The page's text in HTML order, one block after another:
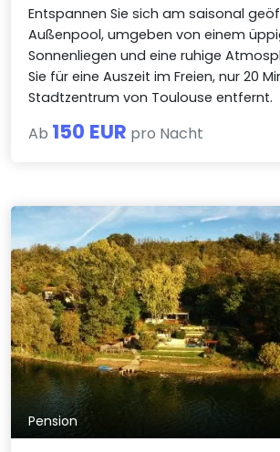
Entspannen Sie sich am saisonal
Außenpool, umgeben von einem
Sonnenliegen und eine ruhige
Sie für eine Auszeit im Freien, nur 20
Stadtzentrum von Toulouse entfernt.
Ab 150 EUR pro Nacht
Pension